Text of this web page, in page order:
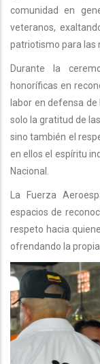
comunidad en
veteranos,
patriotismo para las
Durante la
honoríficas en
labor en defensa
solo la gratitud de
sino también el
en ellos el espíritu
Nacional.
La Fuerza
espacios de
respeto hacia
ofrendando la